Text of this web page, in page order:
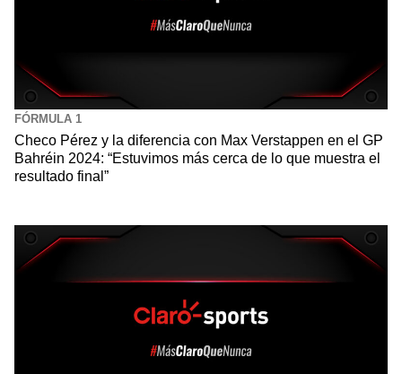
FÓRMULA 1
Checo Pérez y la diferencia con Max Verstappen en el GP
Bahréin 2024: “Estuvimos más cerca de lo que muestra el
resultado final”